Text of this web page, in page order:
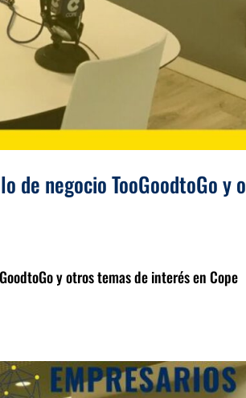
de negocio TooGoodtoGo y
y otros temas de interés en Cope